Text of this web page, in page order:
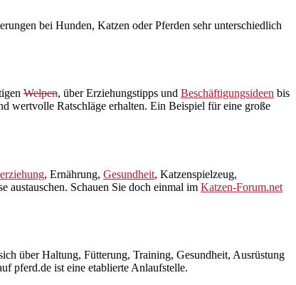
bei Hunden, Katzen oder Pferden sehr unterschiedlich
Welpen, über Erziehungstipps und Beschäftigungsideen bis
wertvolle Ratschläge erhalten. Ein Beispiel für eine große
, Ernährung, Gesundheit, Katzenspielzeug,
austauschen. Schauen Sie doch einmal im Katzen-Forum.net
über Haltung, Fütterung, Training, Gesundheit, Ausrüstung
pferd.de ist eine etablierte Anlaufstelle.